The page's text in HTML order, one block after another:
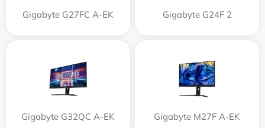
Gigabyte G27FC A-EK Gigabyte G24F 2
Gigabyte G32QC A-EK Gigabyte M27F A-EK